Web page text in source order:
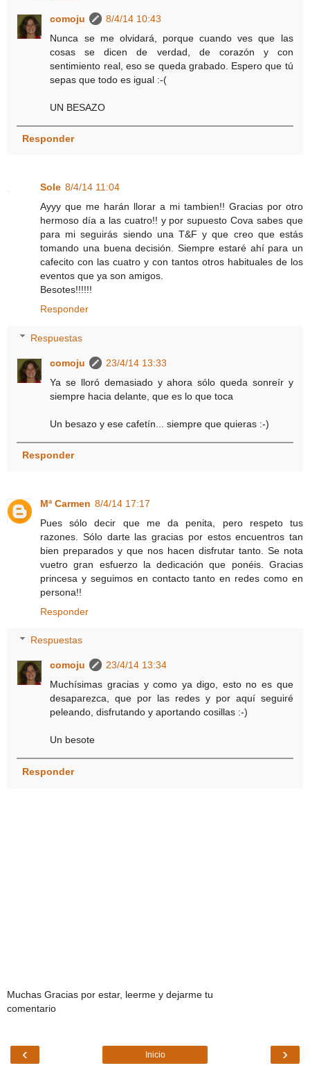
comoju
8/4/14 10:43
Nunca se me olvidará, porque cuando ves que las
cosas se dicen de verdad, de corazón y con
sentimiento real, eso se queda grabado. Espero que tú
sepas que todo es igual :-(
UN BESAZO
Responder
Sole 8/4/14 11:04
Ayyy que me harán llorar a mi tambien!! Gracias por otro
hermoso día a las cuatro!! y por supuesto Cova sabes que
para mi seguirás siendo una T&F y que creo que estás
tomando una buena decisión. Siempre estaré ahí para un
cafecito con las cuatro y con tantos otros habituales de los
eventos que ya son amigos.
Besotes!!!!!!
Responder
Respuestas
comoju
23/4/14 13:33
Ya se lloró demasiado y ahora sólo queda sonreír y
siempre hacia delante, que es lo que toca
Un besazo y ese cafetín... siempre que quieras :-)
Responder
Mª Carmen 8/4/14 17:17
Pues sólo decir que me da penita, pero respeto tus
razones. Sólo darte las gracias por estos encuentros tan
bien preparados y que nos hacen disfrutar tanto. Se nota
vuetro gran esfuerzo la dedicación que ponéis. Gracias
princesa y seguimos en contacto tanto en redes como en
persona!!
Responder
Respuestas
comoju
23/4/14 13:34
Muchísimas gracias y como ya digo, esto no es que
desaparezca, que por las redes y por aquí seguiré
peleando, disfrutando y aportando cosillas :-)
Un besote
Responder
Muchas Gracias por estar, leerme y dejarme tu
comentario
‹ ›
Inicio